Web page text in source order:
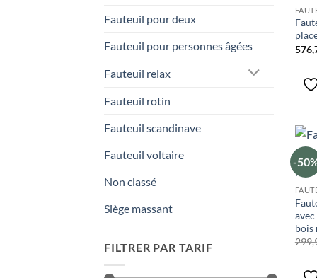
Fauteuil pour deux
Fauteuil pour personnes âgées
Fauteuil relax
Fauteuil rotin
Fauteuil scandinave
Fauteuil voltaire
Non classé
Siège massant
FILTRER PAR TARIF
-
bois